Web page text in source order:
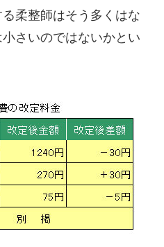
柔整師はそう多くはな
さいのではないかとい